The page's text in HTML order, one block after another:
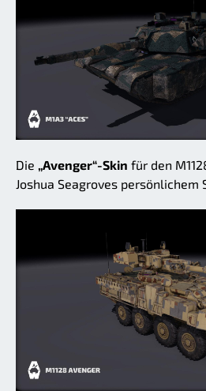
Die „Avenger“-Skin für den
Joshua Seagroves persönlichem